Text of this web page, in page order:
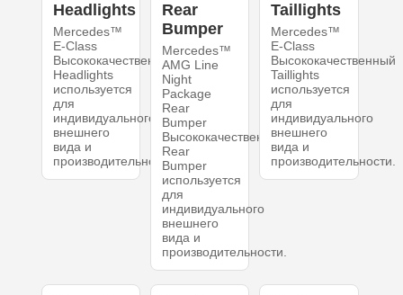
Headlights
Mercedes™
E-Class
Высококачественный
Headlights
используется
для
индивидуального
внешнего
вида и
производительности.
Rear
Bumper
Mercedes™
AMG Line
Night
Package
Rear
Bumper
Высококачественный
Rear
Bumper
используется
для
индивидуального
внешнего
вида и
производительности.
Taillights
Mercedes™
E-Class
Высококачественный
Taillights
используется
для
индивидуального
внешнего
вида и
производительности.